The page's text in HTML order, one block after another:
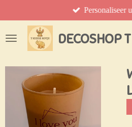
direct
naar
DECOSHOP T
Personaliseer